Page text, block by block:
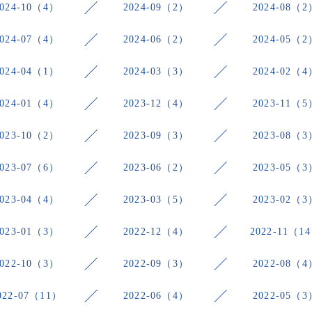
10（4） 2024-09（2） 2024-08（2
07（4） 2024-06（2） 2024-05（2
04（1） 2024-03（3） 2024-02（4
01（4） 2023-12（4） 2023-11（5
10（2） 2023-09（3） 2023-08（3
07（6） 2023-06（2） 2023-05（3
04（4） 2023-03（5） 2023-02（3
01（3） 2022-12（4） 2022-11（14
10（3） 2022-09（3） 2022-08（4
07（11） 2022-06（4） 2022-05（3